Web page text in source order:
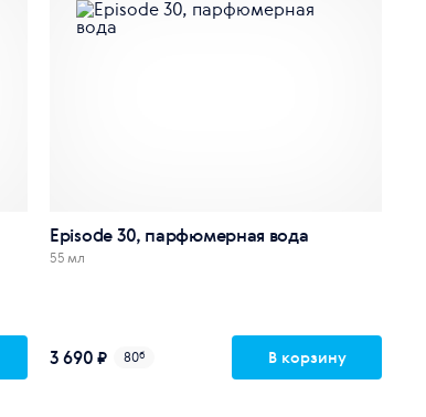
Episode 30, парфюмерная вода
55 мл
3 690 ₽ 80б В корзину